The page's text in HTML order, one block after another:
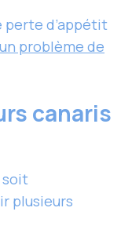
perte d’appétit
un problème de
canaris
soit
plusieurs